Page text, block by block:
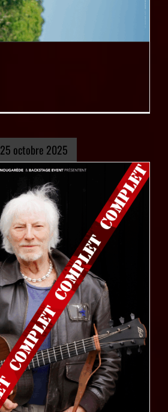
25 octobre 2025